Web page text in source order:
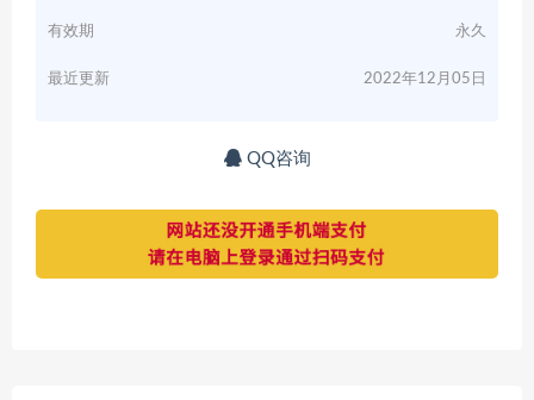
有效期 永久
最近更新 2022年12月05日
QQ咨询